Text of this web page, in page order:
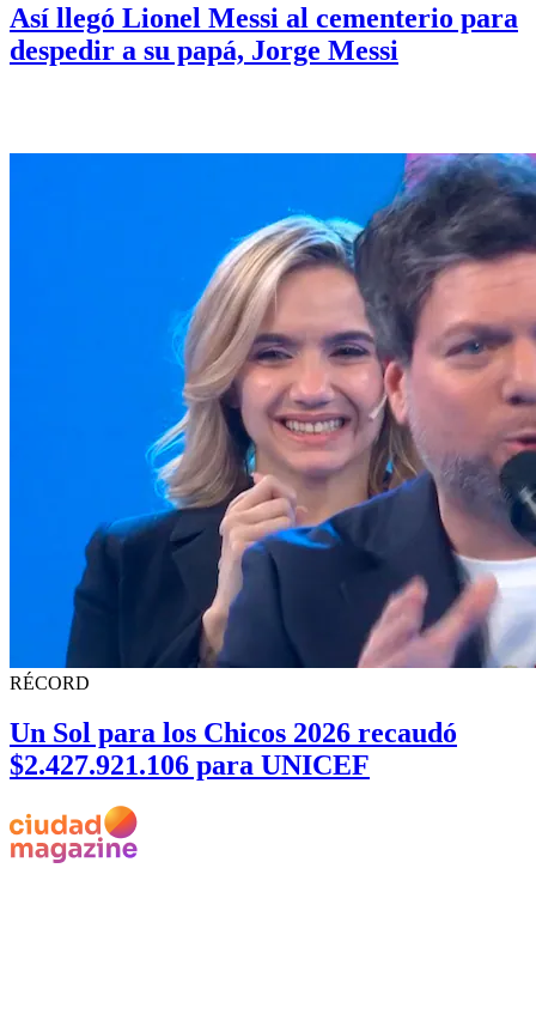
Así llegó Lionel Messi al cementerio para
despedir a su papá, Jorge Messi
RÉCORD
Un Sol para los Chicos 2026 recaudó
$2.427.921.106 para UNICEF